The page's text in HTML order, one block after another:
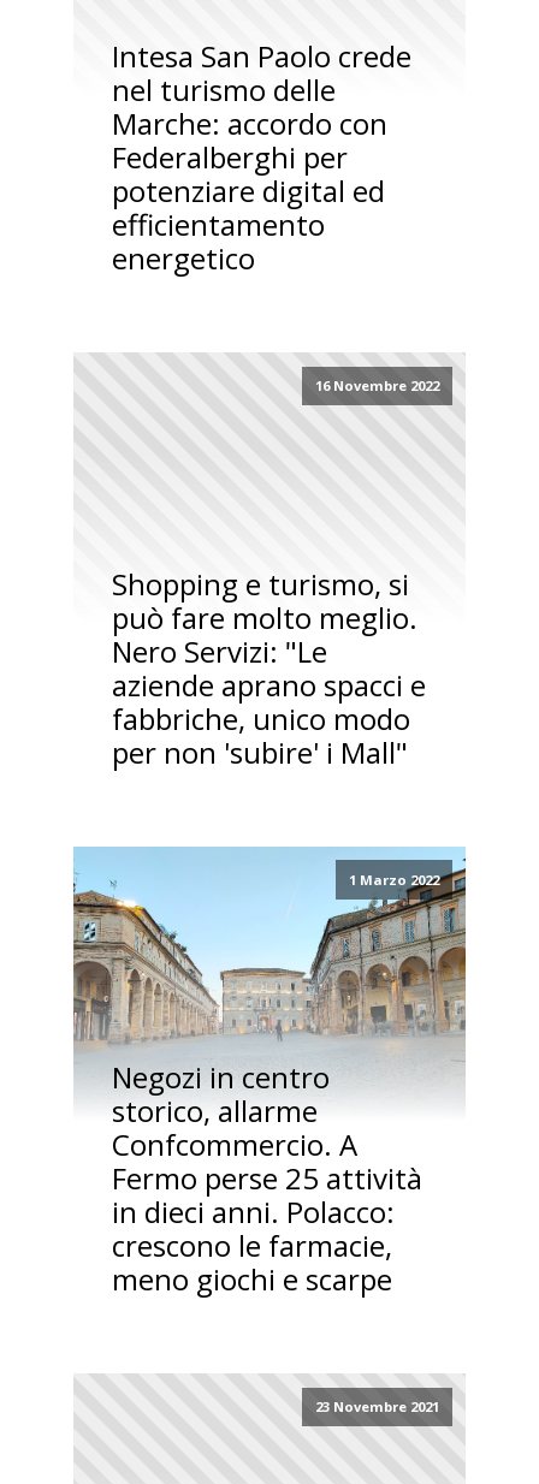
Intesa San Paolo crede
nel turismo delle
Marche: accordo con
Federalberghi per
potenziare digital ed
efficientamento
energetico
16 Novembre 2022
Shopping e turismo, si
può fare molto meglio.
Nero Servizi: "Le
aziende aprano spacci e
fabbriche, unico modo
per non 'subire' i Mall"
1 Marzo 2022
Negozi in centro
storico, allarme
Confcommercio. A
Fermo perse 25 attività
in dieci anni. Polacco:
crescono le farmacie,
meno giochi e scarpe
23 Novembre 2021